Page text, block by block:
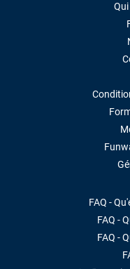
FAQ -
FAQ -
FAQ -